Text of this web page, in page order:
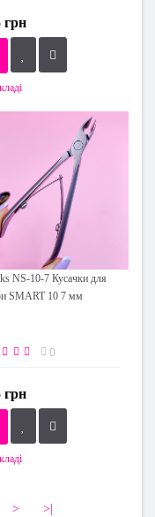
грн
NS-10-7 Кусачки для
SMART 10 7 мм
0
грн
> >|